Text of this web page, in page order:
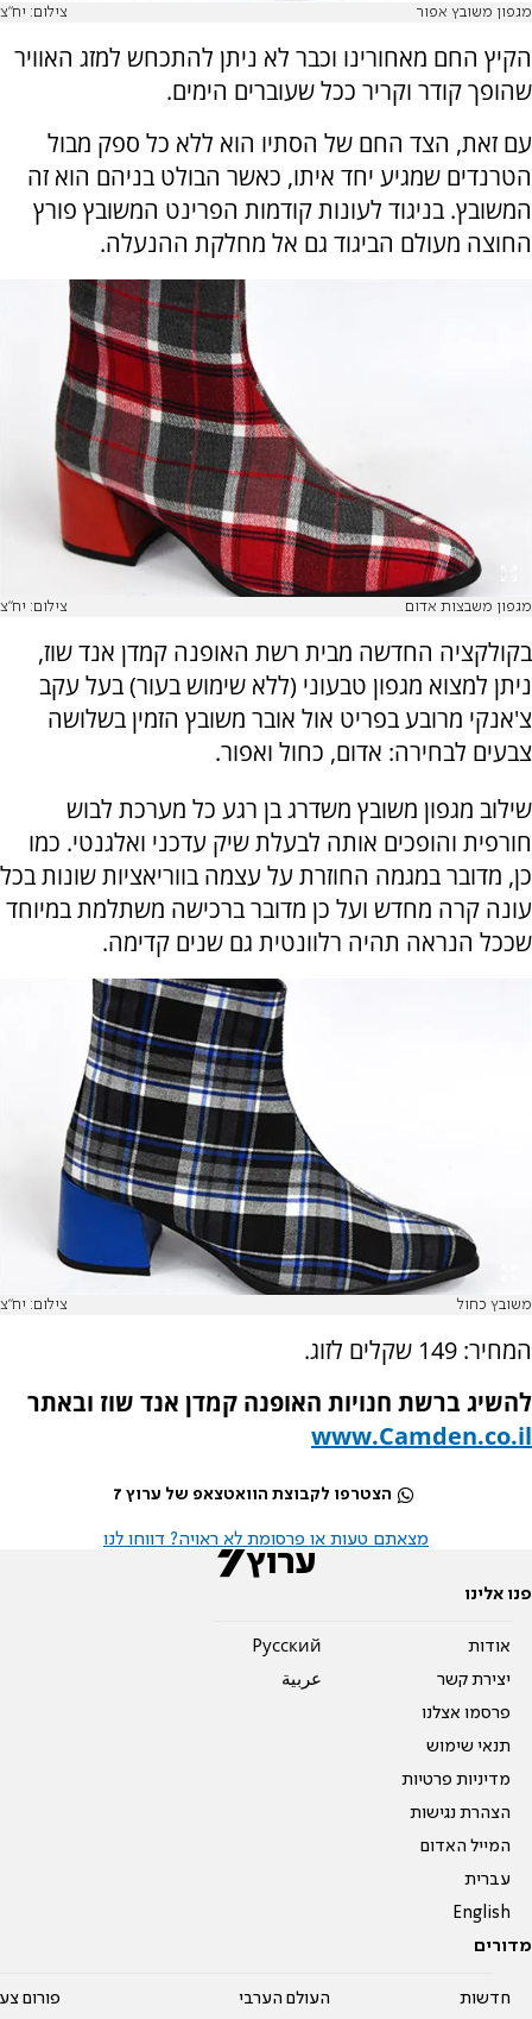
מגפון משובץ אפור צילום: יח"צ
הקיץ החם מאחורינו וכבר לא ניתן להתכחש למזג האוויר
שהופך קודר וקריר ככל שעוברים הימים.
עם זאת, הצד החם של הסתיו הוא ללא כל ספק מבול
הטרנדים שמגיע יחד איתו, כאשר הבולט בניהם הוא זה
המשובץ. בניגוד לעונות קודמות הפרינט המשובץ פורץ
החוצה מעולם הביגוד גם אל מחלקת ההנעלה.
מגפון משבצות אדום צילום: יח"צ
בקולקציה החדשה מבית רשת האופנה קמדן אנד שוז,
ניתן למצוא מגפון טבעוני (ללא שימוש בעור) בעל עקב
צ'אנקי מרובע בפריט אול אובר משובץ הזמין בשלושה
צבעים לבחירה: אדום, כחול ואפור.
שילוב מגפון משובץ משדרג בן רגע כל מערכת לבוש
חורפית והופכים אותה לבעלת שיק עדכני ואלגנטי. כמו
כן, מדובר במגמה החוזרת על עצמה בווריאציות שונות בכל
עונה קרה מחדש ועל כן מדובר ברכישה משתלמת במיוחד
שככל הנראה תהיה רלוונטית גם שנים קדימה.
משובץ כחול צילום: יח"צ
המחיר: 149 שקלים לזוג.
להשיג ברשת חנויות האופנה קמדן אנד שוז ובאתר
www.Camden.co.il
הצטרפו לקבוצת הוואטצאפ של ערוץ 7
מצאתם טעות או פרסומת לא ראויה? דווחו לנו
פנו אלינו
אודות
יצירת קשר
פרסמו אצלנו
תנאי שימוש
מדיניות פרטיות
הצהרת נגישות
המייל האדום
עברית
English
Pусский
عربية
מדורים
חדשות העולם הערבי פורום